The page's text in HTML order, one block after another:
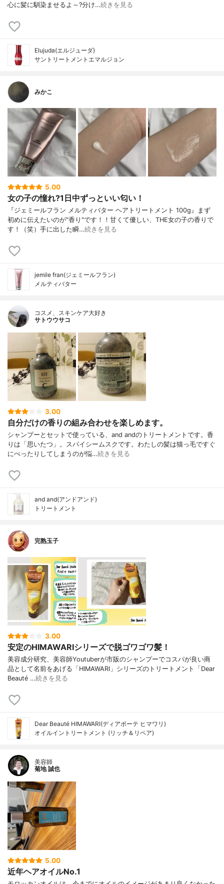
心に髪に馴染ませるよ～?分け…続きを見る
Elujuda(エルジューダ)
サントリートメントエマルジョン
みかこ
5.00
女の子の憧れ?1日中ずっといい匂い！
『ジェミールフラン メルティバター ヘアトリートメント 100g』まず
初めに伝えたいのが"香り"です！！甘くて優しい、THE女の子の香りで
す！（笑）手に出した瞬…続きを見る
jemile fran(ジェミールフラン)
メルティバター
コスメ、スキンケア大好き
サトウウサコ
3.00
自分だけの香りの組み合わせを楽しめます。
シャンプーとセットで使っている、and andのトリートメントです。香
りは「思いたつ」。スパイシームスクです。わたしの髪は猫っ毛ですぐ
にぺったりしてしまうのが悩…続きを見る
and and(アンドアンド)
トリートメント
完熟玉子
3.00
安定のHIMAWARIシリーズで脱ゴワゴワ髪！
美容成分研究、美容師Youtuberが市販のシャンプーでコスパが良い商
品として名前をあげる「HIMAWARI」シリーズのトリートメント「Dear
Beauté …続きを見る
Dear Beauté HIMAWARI(ディアボーテ ヒマワリ)
オイルイントリートメント (リッチ＆リペア)
美容師
菊地 誠也
5.00
近年ヘアオイルNo.1